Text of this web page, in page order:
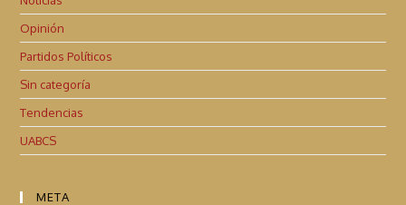
Opinión
Partidos Políticos
Sin categoría
Tendencias
UABCS
META